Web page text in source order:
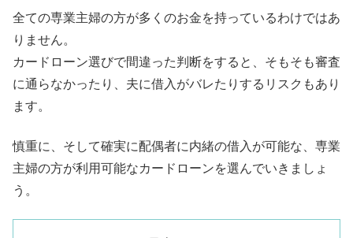
全ての専業主婦の方が多くのお金を持っているわけではあ
りません。
カードローン選びで間違った判断をすると、そもそも審査
に通らなかったり、夫に借入がバレたりするリスクもあり
ます。
慎重に、そして確実に配偶者に内緒の借入が可能な、専業
主婦の方が利用可能なカードローンを選んでいきましょ
う。